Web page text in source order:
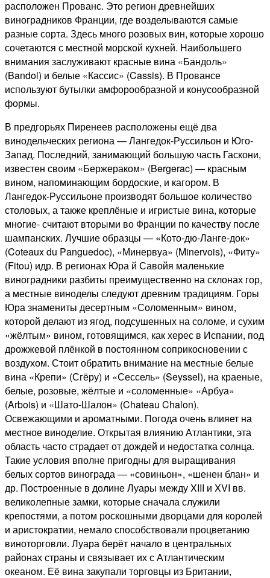
расположен Прованс. Это регион древнейших
виноградников Франции, где возделываются самые
разные сорта. Здесь много розовых вин, которые хорошо
сочетаются с местной морской кухней. Наибольшего
внимания заслуживают красные вина «Бандоль»
(Bandol) и белые «Кассис» (Cassis). В Провансе
используют бутылки амфорообразной и конусообразной
формы.
В предгорьях Пиренеев расположены ещё два
винодельческих региона — Лангедок-Руссильон и Юго-
Запад. Последний, занимающий большую часть Гаскони,
известен своим «Бержераком» (Bergerac) — красным
вином, напоминающим бордоские, и кагором. В
Лангедок-Руссильоне производят большое количество
столовых, а также креплёные и игристые вина, которые
многие- считают вторыми во Франции по качеству после
шампанских. Лучшие образцы — «Кото-дю-Ланге-док»
(Coteaux du Panguedoc), «Минервуа» (Minervois), «Фиту»
(Fitou) идр. В регионах Юра й Савойя маленькие
виноградники разбиты преимущественно на склонах гор,
а местные виноделы следуют древним традициям. Горы
Юра знамениты десертным «Соломенным» вином,
которой делают из ягод, подсушенных на соломе, и сухим
«жёлтым» вином, готовящимся, как херес в Испании, под
дрожжевой плёнкой в постоянном соприкосновении с
воздухом. Стоит обратить внимание на местные белые
вина «Крепи» (Сгёру) и «Сессель» (Seyssel), на краеные,
белые, розовые, жёлтые и «соломенные» «Арбуа»
(Arbois) и «Шато-Шалон» (Chateau Chalon).
Освежающими и ароматными. Погода очень влияет на
местное виноделие. Открытая влиянию Атлантики, эта
область часто страдает от дождей и недостатка солнца.
Такие условия вполне пригодны для выращивания
белых сортов винограда — «совиньон», «шенен блан» и
др. Построенные в долине Луары между XIII и XVI вв.
великолепные замки, которые сначала служили
крепостями, а потом роскошными дворцами для королей
и аристократии, немало способствовали процветанию
виноторговли. Луара берёт начало в центральных
районах страны и связывает их с Атлантическим
океаном. Её вина закупали торговцы из Британии,